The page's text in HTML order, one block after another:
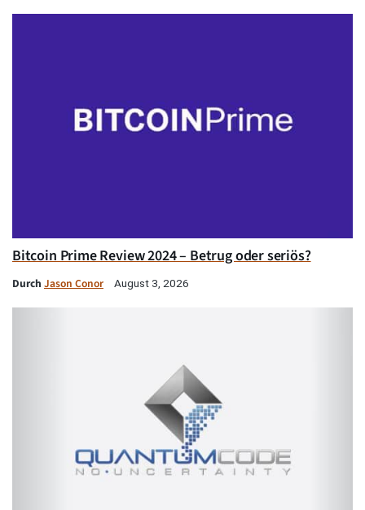
Bitcoin Prime Review 2024 – Betrug oder seriös?
Durch Jason Conor August 3, 2026